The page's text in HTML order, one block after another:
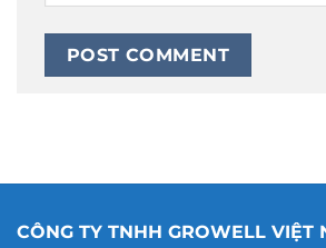
CÔNG TY TNHH GROWELL VIỆT